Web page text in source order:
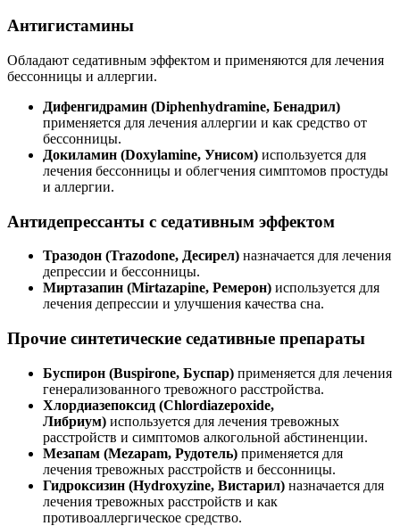
Антигистамины
Обладают седативным эффектом и применяются для лечения
бессонницы и аллергии.
Дифенгидрамин (Diphenhydramine, Бенадрил)
применяется для лечения аллергии и как средство от
бессонницы.
Докиламин (Doxylamine, Унисом) используется для
лечения бессонницы и облегчения симптомов простуды
и аллергии.
Антидепрессанты с седативным эффектом
Тразодон (Trazodone, Десирел) назначается для лечения
депрессии и бессонницы.
Миртазапин (Mirtazapine, Ремерон) используется для
лечения депрессии и улучшения качества сна.
Прочие синтетические седативные препараты
Буспирон (Buspirone, Буспар) применяется для лечения
генерализованного тревожного расстройства.
Хлордиазепоксид (Chlordiazepoxide,
Либриум) используется для лечения тревожных
расстройств и симптомов алкогольной абстиненции.
Мезапам (Mezapam, Рудотель) применяется для
лечения тревожных расстройств и бессонницы.
Гидроксизин (Hydroxyzine, Вистарил) назначается для
лечения тревожных расстройств и как
противоаллергическое средство.